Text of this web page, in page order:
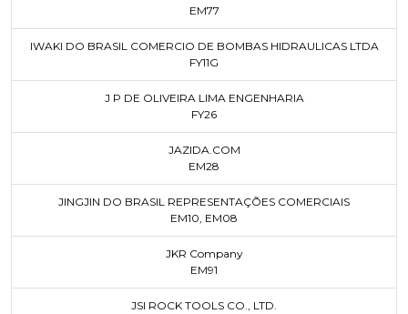
EM77
IWAKI DO BRASIL COMERCIO DE BOMBAS HIDRAULICAS LTDA
FY11G
J P DE OLIVEIRA LIMA ENGENHARIA
FY26
JAZIDA.COM
EM28
JINGJIN DO BRASIL REPRESENTAÇÕES COMERCIAIS
EM10, EM08
JKR Company
EM91
JSI ROCK TOOLS CO., LTD.